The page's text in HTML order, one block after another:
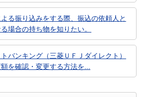
る振り込みをする際、振込の依頼人と
場合の持ち物を知りたい。
バンキング（三菱ＵＦＪダイレクト）
を確認・変更する方法を...